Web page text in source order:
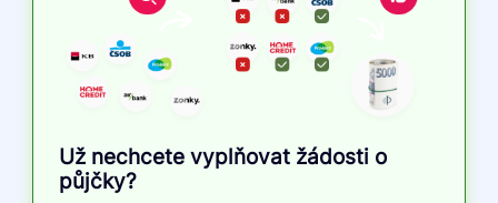
Už nechcete vyplňovat žádosti o
půjčky?